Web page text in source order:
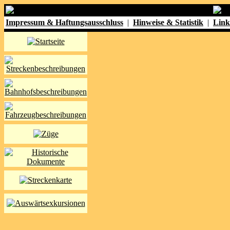
Impressum & Haftungsausschluss | Hinweise & Statistik |